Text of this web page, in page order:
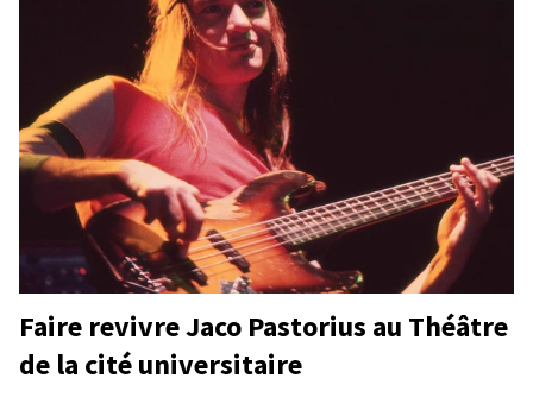
Faire revivre Jaco Pastorius au Théâtre
de la cité universitaire